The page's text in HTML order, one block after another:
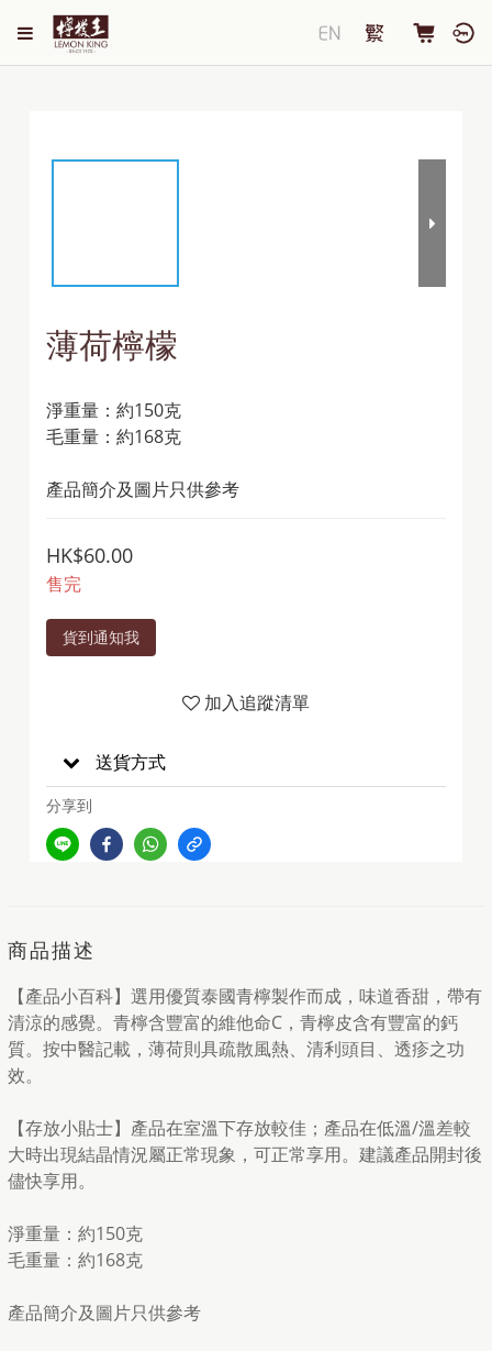
薄荷檸檬
淨重量：約150克
毛重量：約168克
產品簡介及圖片只供參考
HK$60.00
售完
貨到通知我
加入追蹤清單
送貨方式
分享到
商品描述
【產品小百科】選用優質泰國青檸製作而成，味道香甜，帶有
清涼的感覺。青檸含豐富的維他命C，青檸皮含有豐富的鈣
質。按中醫記載，薄荷則具疏散風熱、清利頭目、透疹之功
效。
【存放小貼士】產品在室溫下存放較佳；產品在低溫/溫差較
大時出現結晶情況屬正常現象，可正常享用。建議產品開封後
儘快享用。
淨重量：約150克
毛重量：約168克
產品簡介及圖片只供參考